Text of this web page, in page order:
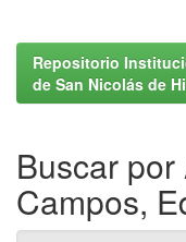
Repositorio
de San Nicolás de
Buscar
Campos,